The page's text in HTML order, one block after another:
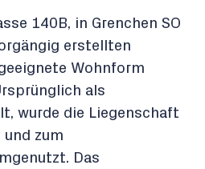
140B, in Grenchen SO
erstellten
Wohnform
als
wurde die Liegenschaft
zum
Das